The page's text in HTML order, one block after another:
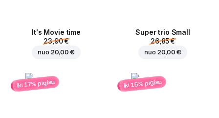
It's Movie time
23,90 €
nuo 20,00 €
Super trio Small
26,85 €
nuo 20,00 €
iki 17% pigiau iki 15% pigiau